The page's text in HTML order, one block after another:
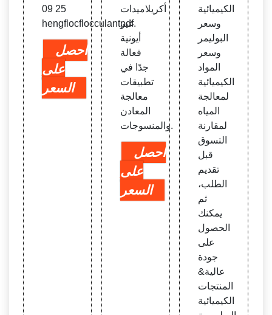
09 25
hengflocflocculantpdf.
احصل
على
السعر
أكريلاميدات
غير
أيونية
فعالة
جدًا في
تطبيقات
معالجة
المعادن
والمنسوجات.
احصل
على
السعر
الكيميائية
وسعر
البوليمر
وسعر
المواد
الكيميائية
لمعالجة
المياه
لمقارنة
التسوق
قبل
تقديم
الطلب،
ثم
يمكنك
الحصول
على
جودة
عالية&
المنتجات
الكيميائية